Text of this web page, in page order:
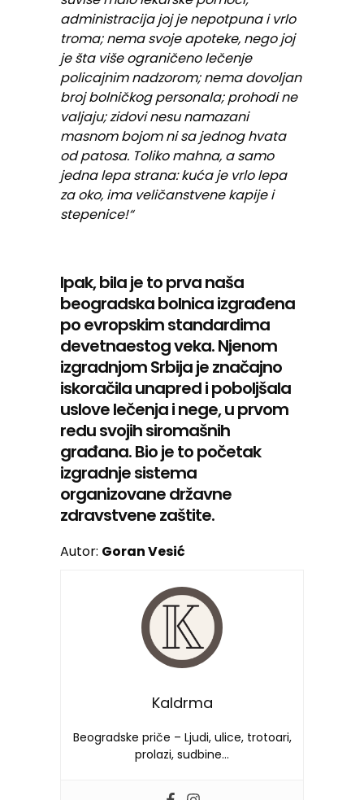
administracija joj je nepotpuna i vrlo
troma; nema svoje apoteke, nego joj
je šta više ograničeno lečenje
policajnim nadzorom; nema dovoljan
broj bolničkog personala; prohodi ne
valjaju; zidovi nesu namazani
masnom bojom ni sa jednog hvata
od patosa. Toliko mahna, a samo
jedna lepa strana: kuća je vrlo lepa
za oko, ima veličanstvene kapije i
stepenice!“
Ipak, bila je to prva naša
beogradska bolnica izgrađena
po evropskim standardima
devetnaestog veka. Njenom
izgradnjom Srbija je značajno
iskoračila unapred i poboljšala
uslove lečenja i nege, u prvom
redu svojih siromašnih
građana. Bio je to početak
izgradnje sistema
organizovane državne
zdravstvene zaštite.
Autor: Goran Vesić
Kaldrma
Beogradske priče – Ljudi, ulice, trotoari,
prolazi, sudbine…